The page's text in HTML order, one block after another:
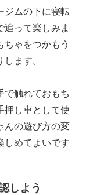
ジムの下に寝転
追って楽しみま
ゃをつかもう
ます。
で触れておもち
押し車として使
んの遊び方の変
しめてよいです
しよう